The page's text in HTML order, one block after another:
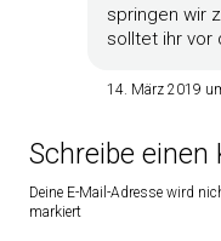
springen wir
solltet ihr vor
14. März 2019
Schreibe
Deine E-Mail-Adresse wird
markiert